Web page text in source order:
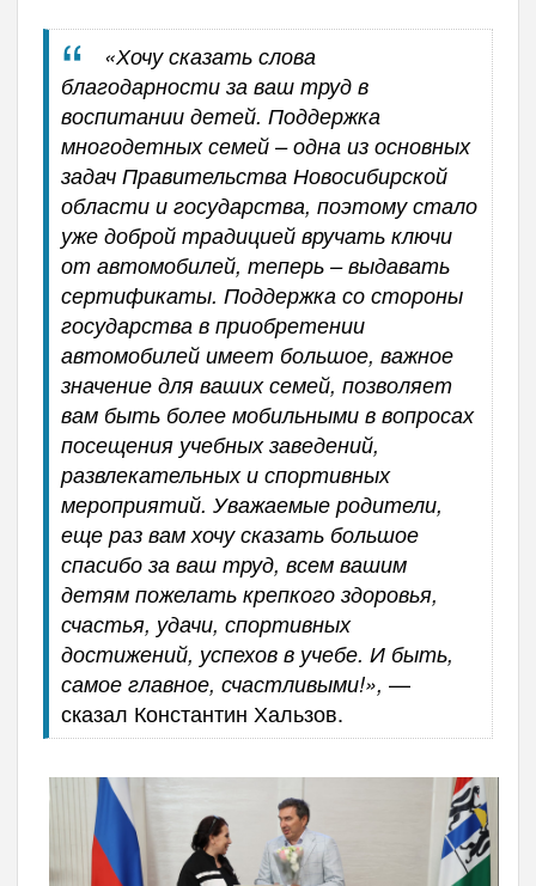
«Хочу сказать слова
благодарности за ваш труд в
воспитании детей. Поддержка
многодетных семей – одна из основных
задач Правительства Новосибирской
области и государства, поэтому стало
уже доброй традицией вручать ключи
от автомобилей, теперь – выдавать
сертификаты. Поддержка со стороны
государства в приобретении
автомобилей имеет большое, важное
значение для ваших семей, позволяет
вам быть более мобильными в вопросах
посещения учебных заведений,
развлекательных и спортивных
мероприятий. Уважаемые родители,
еще раз вам хочу сказать большое
спасибо за ваш труд, всем вашим
детям пожелать крепкого здоровья,
счастья, удачи, спортивных
достижений, успехов в учебе. И быть,
самое главное, счастливыми!», —
сказал Константин Хальзов.